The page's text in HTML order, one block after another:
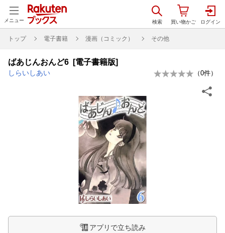
メニュー
トップ 電子書籍 漫画（コミック） その他
ばあじんおんど6 [電子書籍版]
しらいしあい （0件）
アプリで立ち読み